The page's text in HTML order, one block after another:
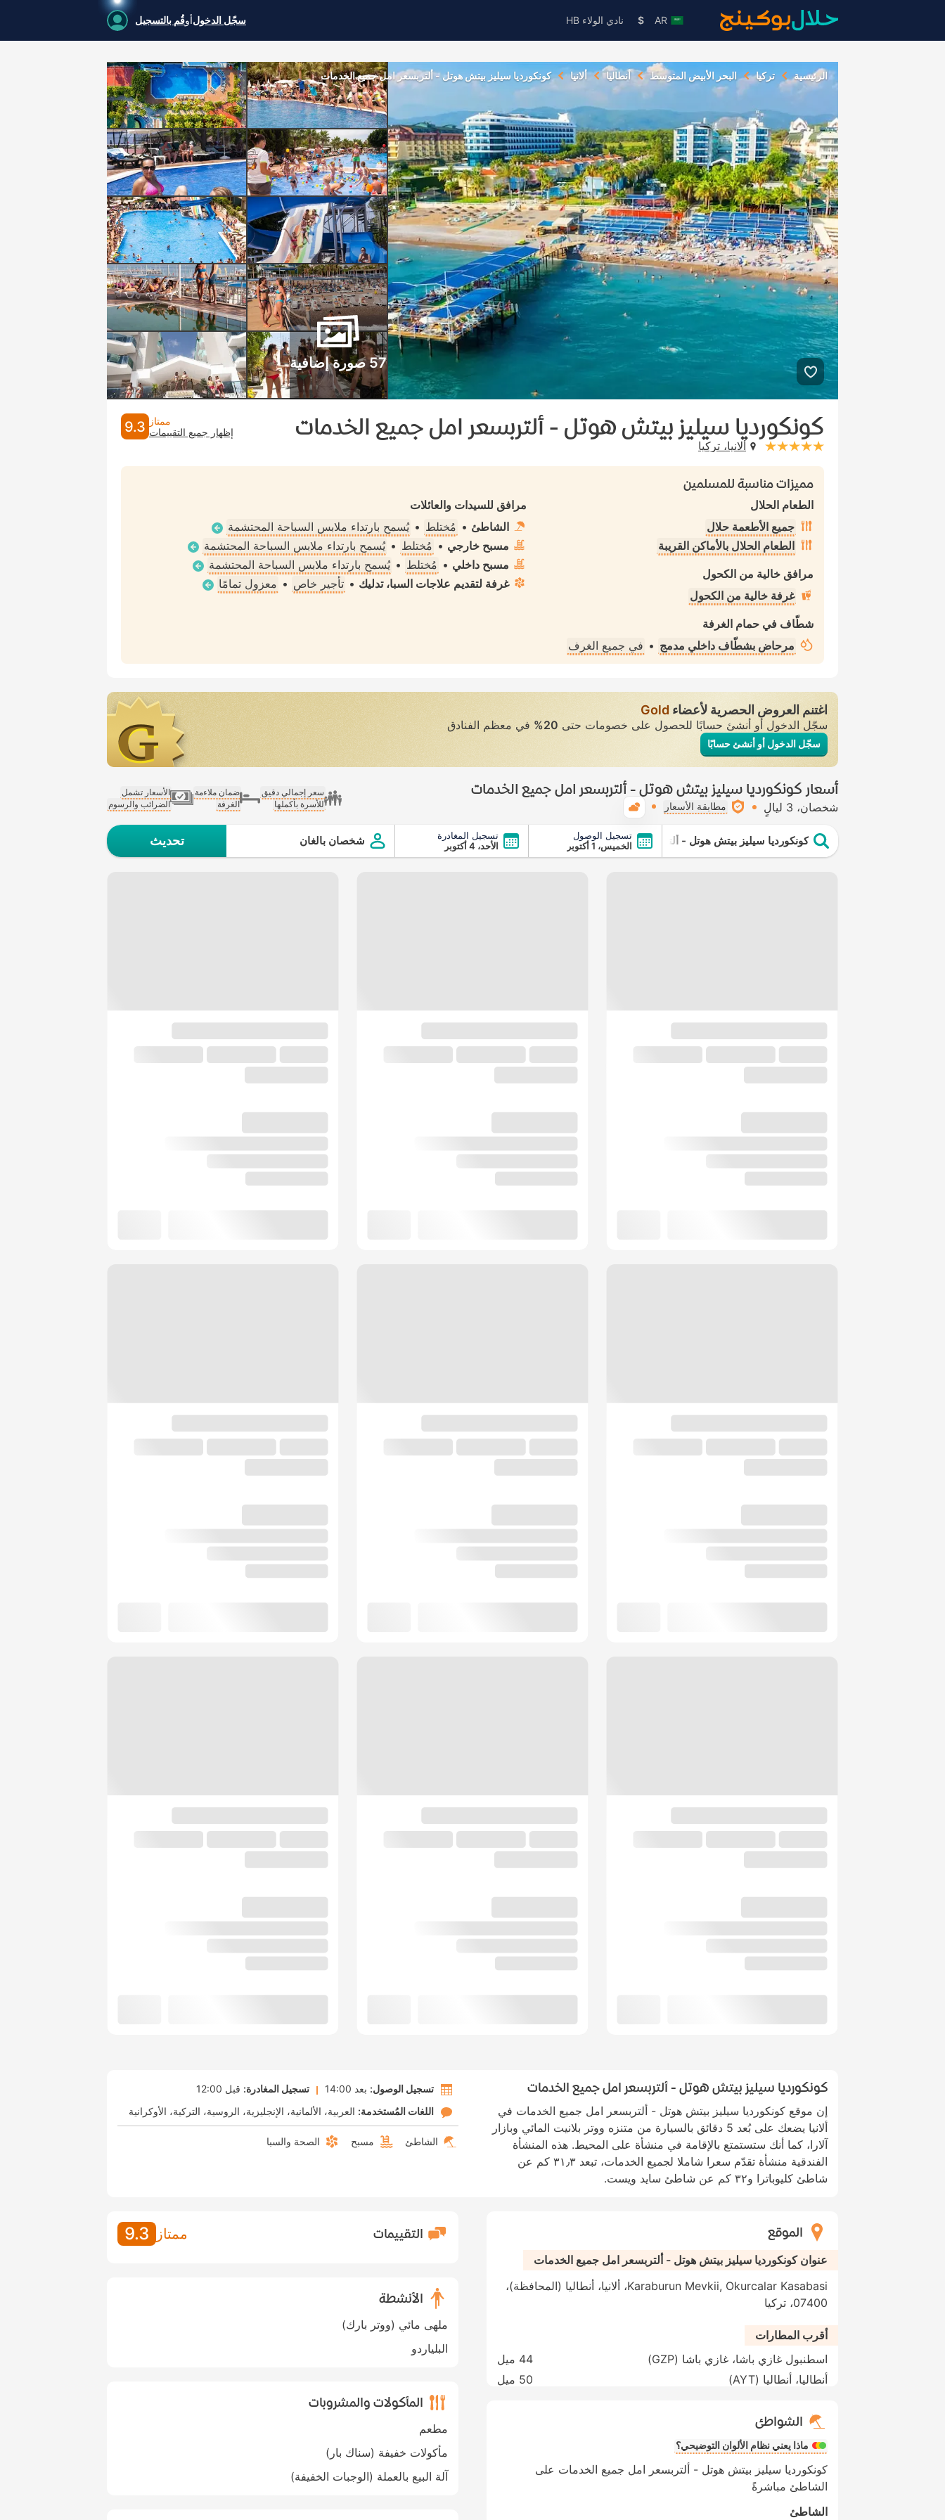
AR
$ نادي الولاء HB سجّل الدخولأوقُم بالتسجيل
الرئيسية تركيا البحر الأبيض المتوسط أنطاليا ألانيا كونكورديا سيليز بيتش هوتل - ألتربسعر امل جميع الخدمات
57 صورة إضافية
كونكورديا سيليز بيتش هوتل - ألتربسعر امل جميع الخدمات
stars: 5ألانيا، تركيا
ممتاز
إظهار جميع التقييمات 9.3
مميزات مناسبة للمسلمين
الطعام الحلال
جميع الأطعمة حلال
الطعام الحلال بالأماكن القريبة
مرافق خالية من الكحول
غرفة خالية من الكحول
شطّاف في حمام الغرفة
مرحاض بشطّاف داخلي مدمج • في جميع الغرف
مرافق للسيدات والعائلات
الشاطئ • مُختلط • يُسمح بارتداء ملابس السباحة المحتشمة
مسبح خارجي • مُختلط • يُسمح بارتداء ملابس السباحة المحتشمة
مسبح داخلي • مُختلط • يُسمح بارتداء ملابس السباحة المحتشمة
غرفة لتقديم علاجات السبا، تدليك • تأجير خاص • معزول تمامًا
اغتنم العروض الحصرية لأعضاء Gold
سجّل الدخول أو أنشئ حسابًا للحصول على خصومات حتى 20% في معظم الفنادق
سجّل الدخول أو أنشئ حسابًا
أسعار كونكورديا سيليز بيتش هوتل - ألتربسعر امل جميع الخدمات
شخصان 3 ليالٍ مطابقة الأسعار
سعر إجمالي دقيق
للأسرة بأكملها
ضمان ملاءمة
الغرفة
الأسعار تشمل
الضرائب والرسوم
كونكورديا سيليز بيتش هوتل - ألتربسعر امل جميع الخدمات
تسجيل الوصول
الخميس، 1 أكتوبر
تسجيل المغادرة
الأحد، 4 أكتوبر
شخصان بالغان تحديث
كونكورديا سيليز بيتش هوتل - ألتربسعر امل جميع الخدمات
إن موقع كونكورديا سيليز بيتش هوتل - ألتربسعر امل جميع الخدمات في
ألانيا يضعك على بُعد 5 دقائق بالسيارة من متنزه ووتر بلانيت المائي وبازار
آلارا، كما أنك ستستمتع بالإقامة في منشأة على المحيط. هذه المنشأة
الفندقية منشأة تقدّم سعرا شاملا لجميع الخدمات، تبعد ٣١٫٣ كم عن
شاطئ كليوباترا و٣٢ كم عن شاطئ سايد ويست.
تسجيل الوصول: بعد 14:00 تسجيل المغادرة: قبل 12:00
اللغات المُستخدمة: العربية الألمانية الإنجليزية الروسية التركية الأوكرانية
الشاطئ مسبح الصحة والسبا
الموقع
عنوان كونكورديا سيليز بيتش هوتل - ألتربسعر امل جميع الخدمات
Karaburun Mevkii, Okurcalar Kasabasi، ألانيا، أنطاليا (المحافظة)،
07400، تركيا
أقرب المطارات
اسطنبول غازي باشا، غازي باشا (GZP)
44 ميل
أنطاليا، أنطاليا (AYT)
50 ميل
الشواطئ
ماذا يعني نظام الألوان التوضيحي؟
كونكورديا سيليز بيتش هوتل - ألتربسعر امل جميع الخدمات على
الشاطئ مباشرةً
الشاطئ
التقييمات ممتاز 9.3
الأنشطة
ملهى مائي (ووتر بارك)
البلياردو
المأكولات والمشروبات
مطعم
مأكولات خفيفة (سناك بار)
آلة البيع بالعملة (الوجبات الخفيفة)